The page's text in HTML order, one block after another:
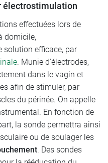
électrostimulation
effectuées lors de
domicile,
solution efficace, par
. Munie d'électrodes,
dans le vagin et
afin de stimuler, par
du périnée. On appelle
En fonction de
la sonde permettra ainsi
ou de soulager les
. Des sondes